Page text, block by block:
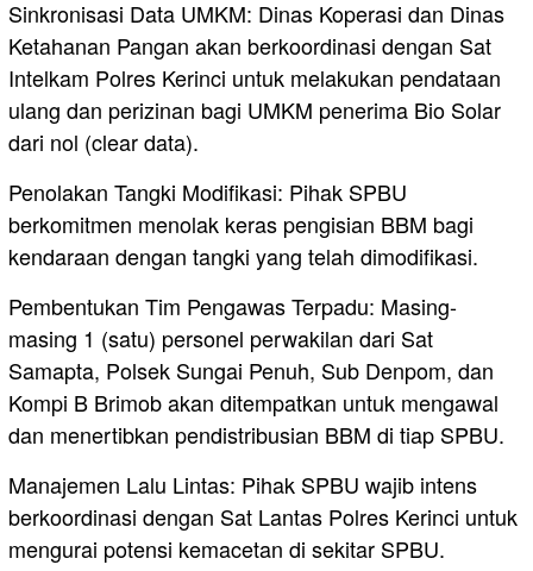
​Sinkronisasi Data UMKM: Dinas Koperasi dan Dinas
Ketahanan Pangan akan berkoordinasi dengan Sat
Intelkam Polres Kerinci untuk melakukan pendataan
ulang dan perizinan bagi UMKM penerima Bio Solar
dari nol (clear data).
​Penolakan Tangki Modifikasi: Pihak SPBU
berkomitmen menolak keras pengisian BBM bagi
kendaraan dengan tangki yang telah dimodifikasi.
​Pembentukan Tim Pengawas Terpadu: Masing-
masing 1 (satu) personel perwakilan dari Sat
Samapta, Polsek Sungai Penuh, Sub Denpom, dan
Kompi B Brimob akan ditempatkan untuk mengawal
dan menertibkan pendistribusian BBM di tiap SPBU.
​Manajemen Lalu Lintas: Pihak SPBU wajib intens
berkoordinasi dengan Sat Lantas Polres Kerinci untuk
mengurai potensi kemacetan di sekitar SPBU.